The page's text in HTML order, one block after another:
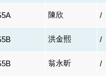
陳欣 /
洪金熙 /
翁永昕 /